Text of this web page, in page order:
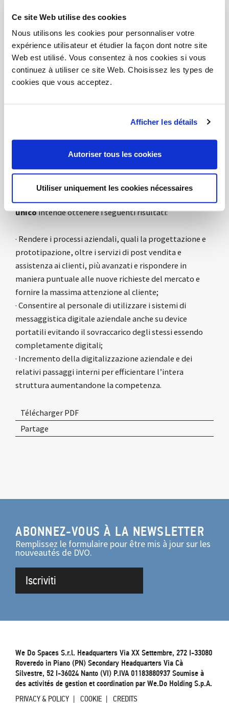
Ce site Web utilise des cookies
Nous utilisons les cookies pour personnaliser votre
expérience utilisateur et étudier la façon dont notre site
Web est utilisé. Vous consentez à nos cookies si vous
continuez à utiliser ce site Web. Choisissez les types de
cookies que vous acceptez.
Afficher les détails
Autoriser tous les cookies
Utiliser uniquement les cookies nécessaires
raggiungere attraverso il presente progetto sono:
· Implementazione della capacità di progettazione di
prodotti custom;
· Realizzazione di un sistema informativo interno
aziendale avanzato in grado di essere utilizzato anche
collaboratori risultando poco gravoso per tali device;
· Digitalizzazione aziendale a tutti i livelli per
RISULTATI:
unicointende ottenere i seguenti risultati:
· Rendere i processi aziendali, quali la progettazione e
prototipazione, oltre i servizi di post vendita e
assistenza ai clienti, più avanzati e rispondere in
maniera puntuale alle nuove richieste del mercato e
fornire la massima attenzione al cliente;
· Consentire al personale di utilizzare i sistemi di
messaggistica digitale aziendale anche su device
portatili evitando il sovraccarico degli stessi essendo
completamente digitali;
· Incremento della digitalizzazione aziendale e dei
relativi passaggi interni per efficientare l’intera
struttura aumentandone la competenza.
Télécharger PDF
Partage
ABONNEZ-VOUS À LA NEWSLETTER
Remplissez le formulaire pour être mis à jour sur les
nouveautés de DVO.
Iscriviti
We Do Spaces S.r.l. Headquarters Via XX Settembre, 272 I-33080
Roveredo in Piano (PN) Secondary Headquarters Via Cà
Silvestre, 52 I-36024 Nanto (VI) P.IVA 01183880937 Soumise à
des activités de gestion et coordination par We.Do Holding S.p.A.
PRIVACY & POLICY COOKIE CREDITS